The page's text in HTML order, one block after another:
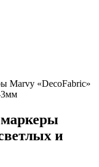
Marvy «DecoFabric»
3мм
и